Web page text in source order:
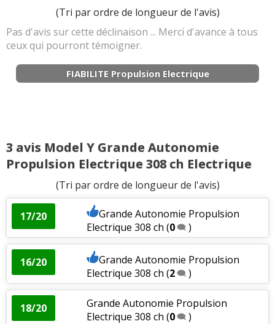
(Tri par ordre de longueur de l'avis)
Pas d'avis sur cette déclinaison ... Merci d'avance à tous
ceux qui pourront témoigner.
FIABILITE Propulsion Electrique
3 avis Model Y Grande Autonomie
Propulsion Electrique 308 ch Electrique
(Tri par ordre de longueur de l'avis)
17/20
Grande Autonomie Propulsion
Electrique 308 ch (0 )
16/20
Grande Autonomie Propulsion
Electrique 308 ch (2 )
18/20
Grande Autonomie Propulsion
Electrique 308 ch (0 )